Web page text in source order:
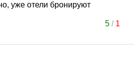
уже отели бронируют
5/ 1